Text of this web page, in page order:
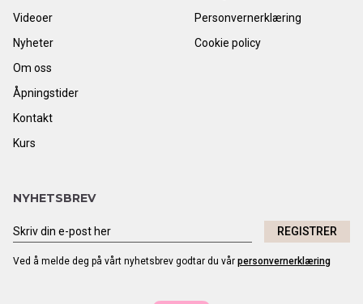
Videoer
Nyheter
Om oss
Åpningstider
Kontakt
Kurs
Personvernerklæring
Cookie policy
NYHETSBREV
REGISTRER
Ved å melde deg på vårt nyhetsbrev godtar du vår personvernerklæring